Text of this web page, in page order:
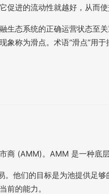
促进的流动性就越好，从而使
生态系统的正确运营状态至
象称为滑点。术语“滑点”用
商 (AMM)。AMM 是一种底
。他们的目标是为池提供足
前的能力。